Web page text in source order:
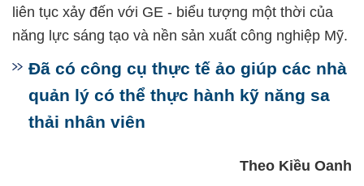
liên tục xảy đến với GE - biểu tượng một thời của
năng lực sáng tạo và nền sản xuất công nghiệp Mỹ.
Đã có công cụ thực tế ảo giúp các nhà
quản lý có thể thực hành kỹ năng sa
thải nhân viên
Theo Kiều Oanh